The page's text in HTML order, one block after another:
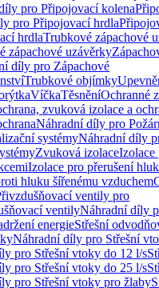
pro Připojovací kolena
pro Připojovací hrdla
hrdlaTrubkové zápachové
zápachové uzávěrky
díly pro Zápachové
Trubkové objímky
VíčkaTěsněníOchranné
zvuková izolace a
Náhradní díly pro
systémyNáhradní díly
Zvuková izolaceIzolace
Izolace pro přerušení
hluku šířenému vzduchem
ventily pro
ventilyNáhradní díly
energieStřešní
Náhradní díly pro Střešní
pro Střešní vtoky do 12 l/s
pro Střešní vtoky do 25 l/s
pro Střešní vtoky pro žlaby